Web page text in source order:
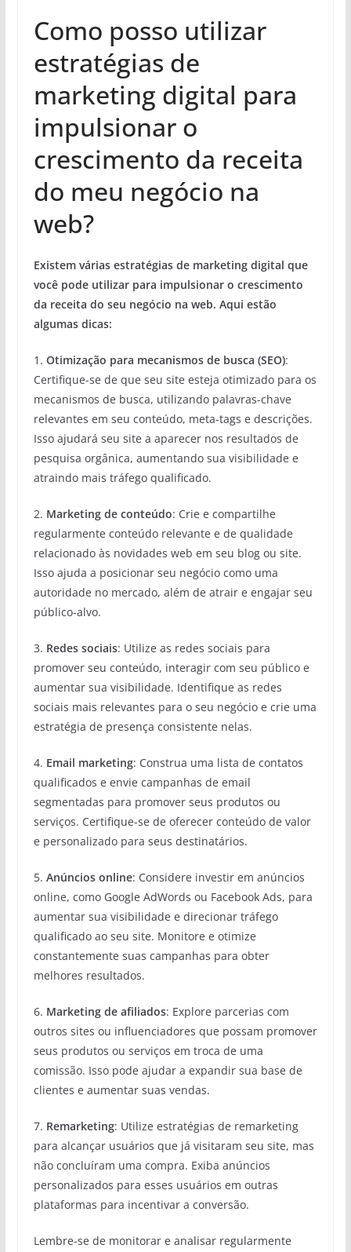
Como posso utilizar
estratégias de
marketing digital para
impulsionar o
crescimento da receita
do meu negócio na
web?
Existem várias estratégias de marketing digital que
você pode utilizar para impulsionar o crescimento
da receita do seu negócio na web. Aqui estão
algumas dicas:
1. Otimização para mecanismos de busca (SEO):
Certifique-se de que seu site esteja otimizado para os
mecanismos de busca, utilizando palavras-chave
relevantes em seu conteúdo, meta-tags e descrições.
Isso ajudará seu site a aparecer nos resultados de
pesquisa orgânica, aumentando sua visibilidade e
atraindo mais tráfego qualificado.
2. Marketing de conteúdo: Crie e compartilhe
regularmente conteúdo relevante e de qualidade
relacionado às novidades web em seu blog ou site.
Isso ajuda a posicionar seu negócio como uma
autoridade no mercado, além de atrair e engajar seu
público-alvo.
3. Redes sociais: Utilize as redes sociais para
promover seu conteúdo, interagir com seu público e
aumentar sua visibilidade. Identifique as redes
sociais mais relevantes para o seu negócio e crie uma
estratégia de presença consistente nelas.
4. Email marketing: Construa uma lista de contatos
qualificados e envie campanhas de email
segmentadas para promover seus produtos ou
serviços. Certifique-se de oferecer conteúdo de valor
e personalizado para seus destinatários.
5. Anúncios online: Considere investir em anúncios
online, como Google AdWords ou Facebook Ads, para
aumentar sua visibilidade e direcionar tráfego
qualificado ao seu site. Monitore e otimize
constantemente suas campanhas para obter
melhores resultados.
6. Marketing de afiliados: Explore parcerias com
outros sites ou influenciadores que possam promover
seus produtos ou serviços em troca de uma
comissão. Isso pode ajudar a expandir sua base de
clientes e aumentar suas vendas.
7. Remarketing: Utilize estratégias de remarketing
para alcançar usuários que já visitaram seu site, mas
não concluíram uma compra. Exiba anúncios
personalizados para esses usuários em outras
plataformas para incentivar a conversão.
Lembre-se de monitorar e analisar regularmente